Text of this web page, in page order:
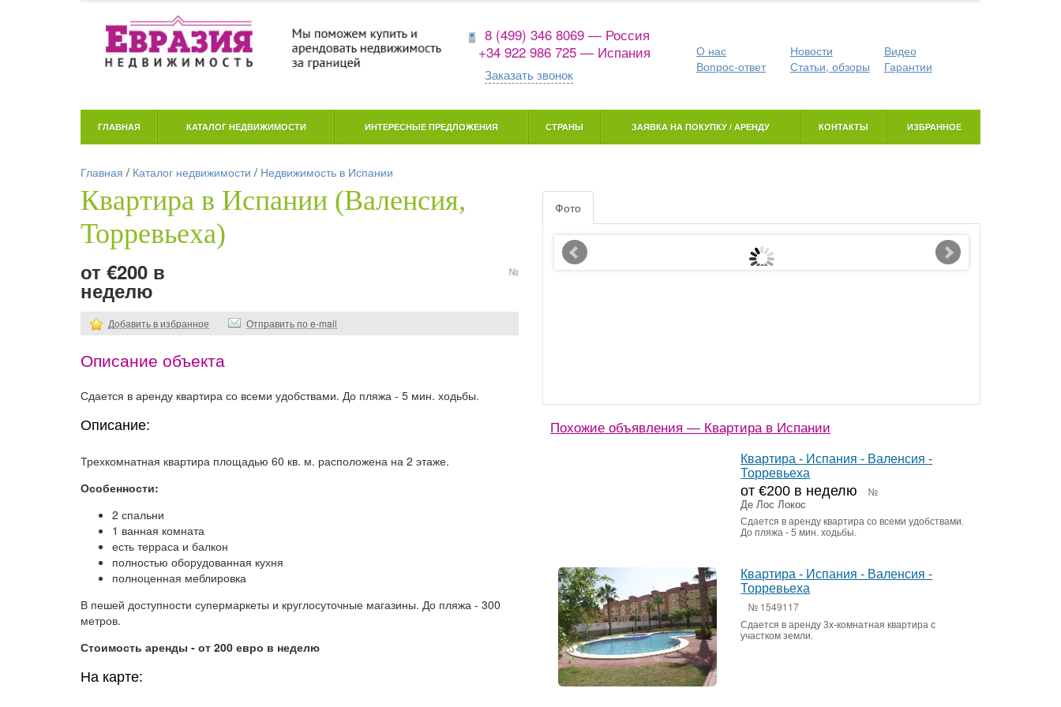
8 (499) 346 8069 — Россия
+34 922 986 725 — Испания
Заказать звонок
О нас Новости
Видео
Вопрос-ответ
Статьи, обзоры Гарантии
ГЛАВНАЯ КАТАЛОГ НЕДВИЖИМОСТИ ИНТЕРЕСНЫЕ ПРЕДЛОЖЕНИЯ СТРАНЫ ЗАЯВКА НА ПОКУПКУ / АРЕНДУ КОНТАКТЫ ИЗБРАННОЕ
Главная / Каталог недвижимости / Недвижимость в Испании
Квартира в Испании (Валенсия,
Торревьеха)
от €200 в
неделю
№
Добавить в избранное Отправить по e-mail
Описание объекта
Сдается в аренду квартира со всеми удобствами. До пляжа - 5 мин. ходьбы.
Описание:
Трехкомнатная квартира площадью 60 кв. м. расположена на 2 этаже.
Особенности:
2 спальни
1 ванная комната
есть терраса и балкон
полностью оборудованная кухня
полноценная меблировка
В пешей доступности супермаркеты и круглосуточные магазины. До пляжа - 300
метров.
Стоимость аренды - от 200 евро в неделю
На карте:
Фото
Похожие объявления — Квартира в Испании
Квартира - Испания - Валенсия -
Торревьеха
от €200 в неделю №
Де Лос Локос
Сдается в аренду квартира со всеми удобствами.
До пляжа - 5 мин. ходьбы.
Квартира - Испания - Валенсия -
Торревьеха
№ 1549117
Сдается в аренду 3х-комнатная квартира с
участком земли.